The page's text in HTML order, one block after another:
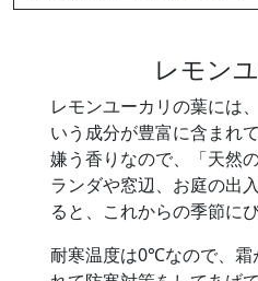
レモン
レモンユーカリの葉には
いう成分が豊富に含まれ
嫌う香りなので、「天然
ランダや窓辺、お庭の出
ると、これからの季節に
耐寒温度は0℃なので、霜